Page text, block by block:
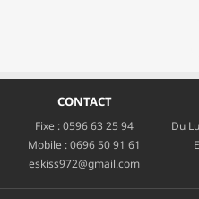
CONTACT
Fixe :0596 63 25 94
Mobile :0696 50 91 61
eskiss972@gmail.com
Du